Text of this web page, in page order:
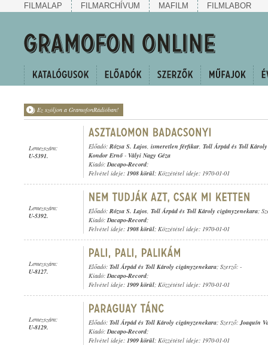
FILMALAP FILMARCHÍVUM MAFILM FILMLABOR
Ez szóljon a GramofonRádióban!
Lemezszám:
U-5391.
Előadó: Rózsa S. Lajos, ismeretlen férfikar, Toll Árpád és Toll
Kondor Ernő- Vályi Nagy Géza
Kiadó:Dacapo-Record;
Felvétel ideje: 1908 körül; Közzététel ideje: 1970-01-01
Lemezszám:
U-5392.
Előadó: Rózsa S. Lajos, Toll Árpád és Toll Károly cigányzenekara;
Kiadó:Dacapo-Record;
Felvétel ideje: 1908 körül; Közzététel ideje: 1970-01-01
Lemezszám:
U-8127.
Előadó: Toll Árpád és Toll Károly cigányzenekara; Szerző: -
Kiadó:Dacapo-Record;
Felvétel ideje: 1909 körül; Közzététel ideje: 1970-01-01
Lemezszám:
U-8129.
Előadó: Toll Árpád és Toll Károly cigányzenekara; Szerző:Joaquín
Kiadó:Dacapo-Record;
Felvétel ideje: 1909 körül; Közzététel ideje: 1970-01-01